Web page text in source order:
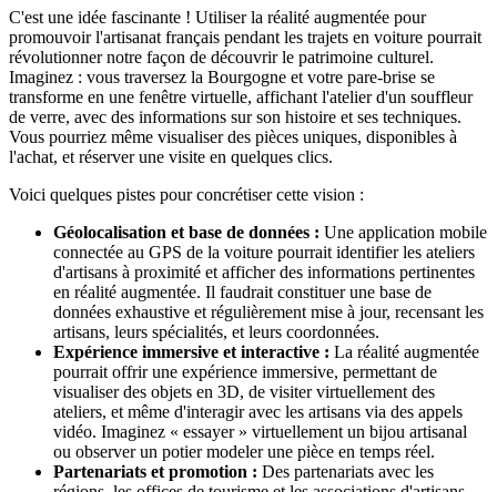
C'est une idée fascinante ! Utiliser la réalité augmentée pour
promouvoir l'artisanat français pendant les trajets en voiture pourrait
révolutionner notre façon de découvrir le patrimoine culturel.
Imaginez : vous traversez la Bourgogne et votre pare-brise se
transforme en une fenêtre virtuelle, affichant l'atelier d'un souffleur
de verre, avec des informations sur son histoire et ses techniques.
Vous pourriez même visualiser des pièces uniques, disponibles à
l'achat, et réserver une visite en quelques clics.
Voici quelques pistes pour concrétiser cette vision :
Géolocalisation et base de données : Une application mobile
connectée au GPS de la voiture pourrait identifier les ateliers
d'artisans à proximité et afficher des informations pertinentes
en réalité augmentée. Il faudrait constituer une base de
données exhaustive et régulièrement mise à jour, recensant les
artisans, leurs spécialités, et leurs coordonnées.
Expérience immersive et interactive : La réalité augmentée
pourrait offrir une expérience immersive, permettant de
visualiser des objets en 3D, de visiter virtuellement des
ateliers, et même d'interagir avec les artisans via des appels
vidéo. Imaginez « essayer » virtuellement un bijou artisanal
ou observer un potier modeler une pièce en temps réel.
Partenariats et promotion : Des partenariats avec les